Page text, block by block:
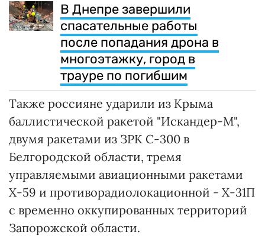
В Днепре завершили
спасательные работы
после попадания дрона в
многоэтажку, город в
трауре по погибшим
Также россияне ударили из Крыма
баллистической ракетой "Искандер-М",
двумя ракетами из ЗРК С-300 в
Белгородской области, тремя
управляемыми авиационными ракетами
Х-59 и противорадиолокационной - Х-31П
с временно оккупированных территорий
Запорожской области.